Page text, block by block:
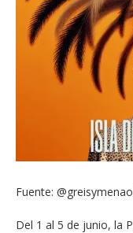
Fuente:
Del 1 al 5 de junio, la